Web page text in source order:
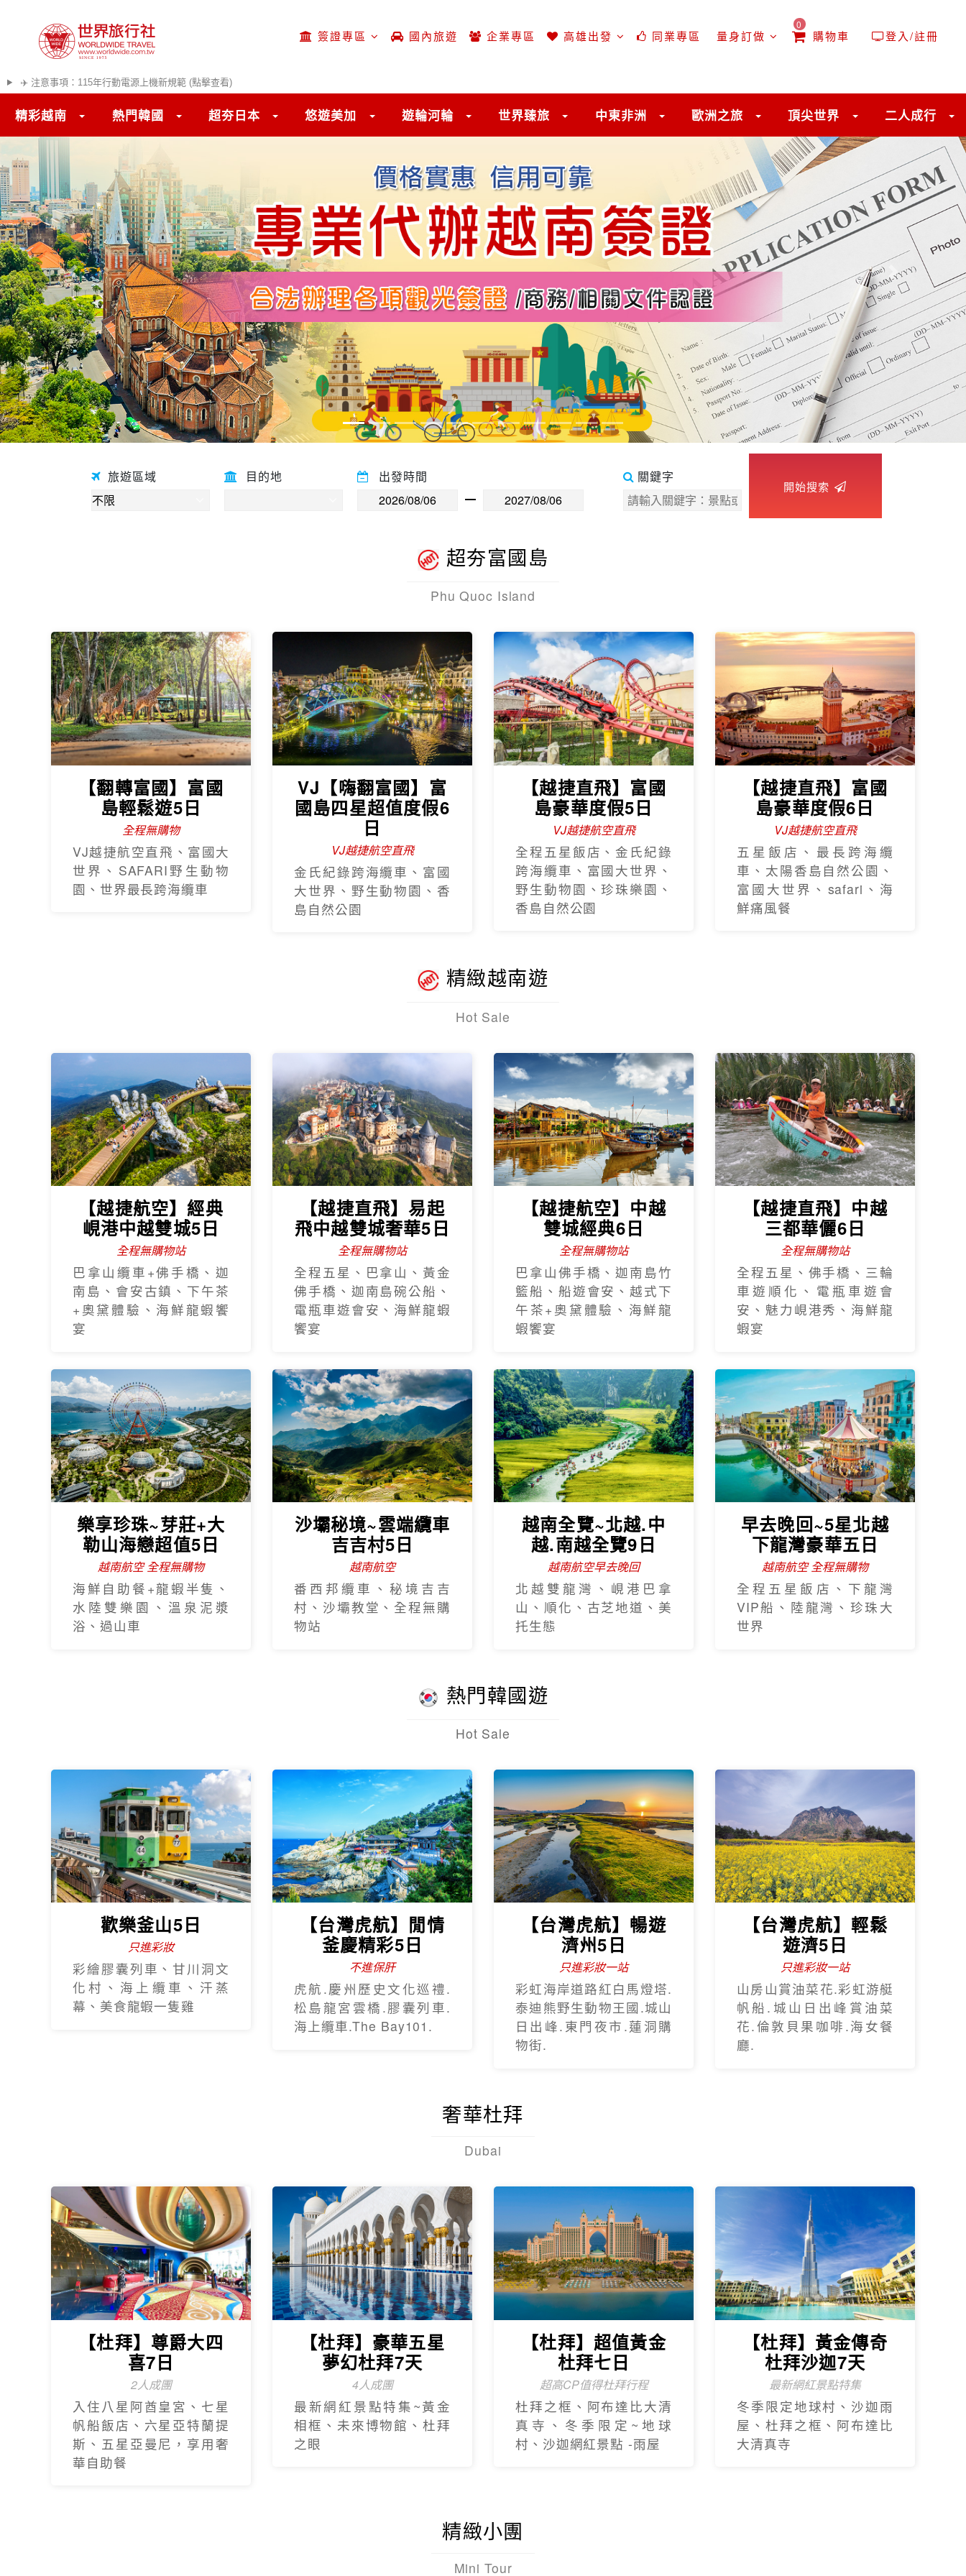
簽證專區 國內旅遊 企業專區 高雄出發 同業專區 量身訂做 購物車
0
登入/註冊
✈️ 注意事項：115年行動電源上機新規範 (點擊查看)
精彩越南 熱門韓國 超夯日本 悠遊美加 遊輪河輪 世界臻旅 中東非洲 歐洲之旅 頂尖世界 二人成行
往前 往後
旅遊區域 目的地 出發時間 關鍵字
開始搜索
超夯富國島
Phu Quoc Island
【翻轉富國】富國
島輕鬆遊5日
全程無購物
VJ越捷航空直飛、富國大
世界、SAFARI野生動物
園、世界最長跨海纜車
VJ【嗨翻富國】富
國島四星超值度假6
日
VJ越捷航空直飛
金氏紀錄跨海纜車、富國
大世界、野生動物園、香
島自然公園
【越捷直飛】富國
島豪華度假5日
VJ越捷航空直飛
全程五星飯店、金氏紀錄
跨海纜車、富國大世界、
野生動物園、珍珠樂園、
香島自然公園
【越捷直飛】富國
島豪華度假6日
VJ越捷航空直飛
五星飯店、最長跨海纜
車、太陽香島自然公園、
富國大世界、safari、海
鮮痛風餐
精緻越南遊
Hot Sale
【越捷航空】經典
峴港中越雙城5日
全程無購物站
巴拿山纜車+佛手橋、迦
南島、會安古鎮、下午茶
+奧黛體驗、海鮮龍蝦饗
宴
【越捷直飛】易起
飛中越雙城奢華5日
全程無購物站
全程五星、巴拿山、黃金
佛手橋、迦南島碗公船、
電瓶車遊會安、海鮮龍蝦
饗宴
【越捷航空】中越
雙城經典6日
全程無購物站
巴拿山佛手橋、迦南島竹
籃船、船遊會安、越式下
午茶+奧黛體驗、海鮮龍
蝦饗宴
【越捷直飛】中越
三都華儷6日
全程無購物站
全程五星、佛手橋、三輪
車遊順化、電瓶車遊會
安、魅力峴港秀、海鮮龍
蝦宴
樂享珍珠~芽莊+大
勒山海戀超值5日
越南航空 全程無購物
海鮮自助餐+龍蝦半隻、
水陸雙樂園、溫泉泥漿
浴、過山車
沙壩秘境~雲端纜車
吉吉村5日
越南航空
番西邦纜車、秘境吉吉
村、沙壩教堂、全程無購
物站
越南全覽~北越.中
越.南越全覽9日
越南航空早去晚回
北越雙龍灣、峴港巴拿
山、順化、古芝地道、美
托生態
早去晚回~5星北越
下龍灣豪華五日
越南航空 全程無購物
全程五星飯店、下龍灣
VIP船、陸龍灣、珍珠大
世界
熱門韓國遊
Hot Sale
歡樂釜山5日
只進彩妝
彩繪膠囊列車、甘川洞文
化村、海上纜車、汗蒸
幕、美食龍蝦一隻雞
【台灣虎航】閒情
釜慶精彩5日
不進保肝
虎航.慶州歷史文化巡禮.
松島龍宮雲橋.膠囊列車.
海上纜車.The Bay101.
【台灣虎航】暢遊
濟州5日
只進彩妝一站
彩虹海岸道路紅白馬燈塔.
泰迪熊野生動物王國.城山
日出峰.東門夜市.蓮洞購
物街.
【台灣虎航】輕鬆
遊濟5日
只進彩妝一站
山房山賞油菜花.彩虹游艇
帆船.城山日出峰賞油菜
花.倫敦貝果咖啡.海女餐
廳.
奢華杜拜
Dubai
【杜拜】尊爵大四
喜7日
2人成團
入住八星阿酋皇宮、七星
帆船飯店、六星亞特蘭提
斯、五星亞曼尼，享用奢
華自助餐
【杜拜】豪華五星
夢幻杜拜7天
4人成團
最新網紅景點特集~黃金
相框、未來博物館、杜拜
之眼
【杜拜】超值黃金
杜拜七日
超高CP值得杜拜行程
杜拜之框、阿布達比大清
真寺、冬季限定~地球
村、沙迦網紅景點 -⾬屋
【杜拜】黃金傳奇
杜拜沙迦7天
最新網紅景點特集
冬季限定地球村、沙迦⾬
屋、杜拜之框、阿布達比
大清真寺
精緻小團
Mini Tour